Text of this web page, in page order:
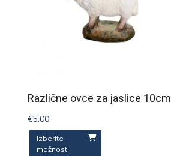
Različne ovce za jaslice 10cm
€5.00
Izberite
možnosti